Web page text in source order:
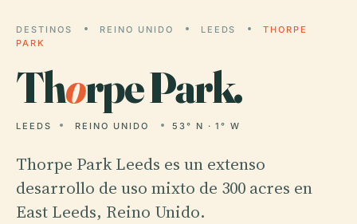
DESTINOS REINO UNIDO LEEDS
THORPE
PARK
Thorpe Park.
LEEDS REINO UNIDO 53° N · 1° W
Thorpe Park Leeds es un extenso
desarrollo de uso mixto de 300 acres en
East Leeds, Reino Unido.